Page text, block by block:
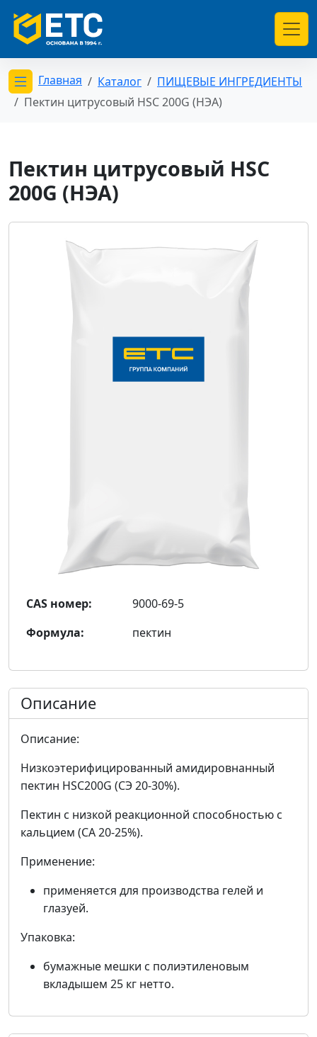
Открыть меню категорий
Главная Каталог
ПИЩЕВЫЕ ИНГРЕДИЕНТЫ
Пектин цитрусовый HSC 200G (НЭА)
Пектин цитрусовый HSC
200G (НЭА)
CAS номер:
9000-69-5
Формула:
пектин
Описание
Описание:
Низкоэтерифицированный амидировнанный
пектин HSC200G (СЭ 20-30%).
Пектин с низкой реакционной способностью с
кальцием (СА 20-25%).
Применение:
применяется для производства гелей и
глазуей.
Упаковка:
бумажные мешки с полиэтиленовым
вкладышем 25 кг нетто.